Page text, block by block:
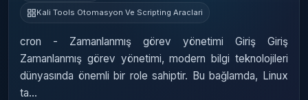
Kali Tools Otomasyon Ve Scripting Araclari
cron - Zamanlanmış görev yönetimi Giriş Giriş
Zamanlanmış görev yönetimi, modern bilgi teknolojileri
dünyasında önemli bir role sahiptir. Bu bağlamda, Linux
ta…